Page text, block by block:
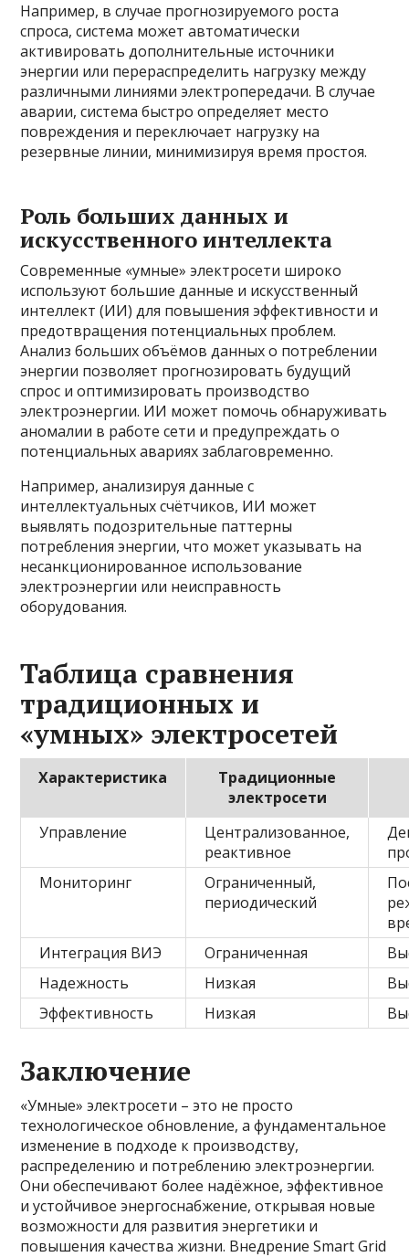
Например, в случае прогнозируемого роста
спроса, система может автоматически
активировать дополнительные источники
энергии или перераспределить нагрузку между
различными линиями электропередачи. В случае
аварии, система быстро определяет место
повреждения и переключает нагрузку на
резервные линии, минимизируя время простоя.
Роль больших данных и
искусственного интеллекта
Современные «умные» электросети широко
используют большие данные и искусственный
интеллект (ИИ) для повышения эффективности и
предотвращения потенциальных проблем.
Анализ больших объёмов данных о потреблении
энергии позволяет прогнозировать будущий
спрос и оптимизировать производство
электроэнергии. ИИ может помочь обнаруживать
аномалии в работе сети и предупреждать о
потенциальных авариях заблаговременно.
Например, анализируя данные с
интеллектуальных счётчиков, ИИ может
выявлять подозрительные паттерны
потребления энергии, что может указывать на
несанкционированное использование
электроэнергии или неисправность
оборудования.
Таблица сравнения
традиционных и
«умных» электросетей
Характеристика
Традиционные
электросети
Управление
Централизованное,
реактивное
Мониторинг
Ограниченный,
периодический
Интеграция ВИЭ
Ограниченная
Надежность
Низкая
Эффективность
Низкая
Заключение
«Умные» электросети – это не просто
технологическое обновление, а фундаментальное
изменение в подходе к производству,
распределению и потреблению электроэнергии.
Они обеспечивают более надёжное, эффективное
и устойчивое энергоснабжение, открывая новые
возможности для развития энергетики и
повышения качества жизни. Внедрение Smart Grid